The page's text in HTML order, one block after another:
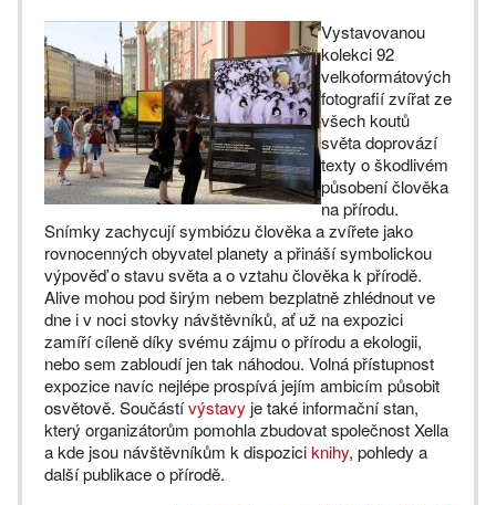
Vystavovanou
kolekci 92
velkoformátových
fotografií zvířat ze
všech koutů
světa doprovází
texty o škodlivém
působení člověka
na přírodu.
Snímky zachycují symbiózu člověka a zvířete jako
rovnocenných obyvatel planety a přináší symbolickou
výpověď o stavu světa a o vztahu člověka k přírodě.
Alive mohou pod širým nebem bezplatně zhlédnout ve
dne i v noci stovky návštěvníků, ať už na expozici
zamíří cíleně díky svému zájmu o přírodu a ekologii,
nebo sem zabloudí jen tak náhodou. Volná přístupnost
expozice navíc nejlépe prospívá jejím ambicím působit
osvětově. Součástívýstavy je také informační stan,
který organizátorům pomohla zbudovat společnost Xella
a kde jsou návštěvníkům k dispoziciknihy, pohledy a
další publikace o přírodě.